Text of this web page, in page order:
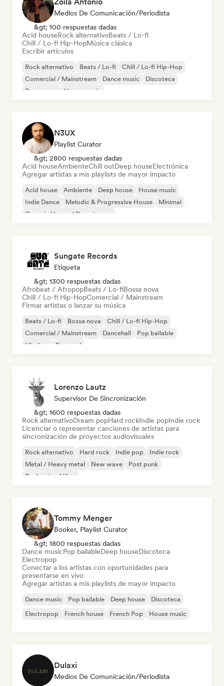
Medios De Comunicación/Periodista
&gt; 100 respuestas dadas
Acid houseRock alternativoBeats / Lo-fi
Chill / Lo-fi Hip-HopMúsica clásica
Escribir artículos
Rock alternativo Beats / Lo-fi
Chill / Lo-fi Hip-Hop
Comercial / Mainstream
Dance music
Discoteca
Dream pop
House music
N3UX
Playlist Curator
&gt; 2800 respuestas dadas
Acid houseAmbienteChill outDeep houseElectrónica
Agregar artistas a mis playlists de mayor impacto
Acid house Ambiente Deep house
House music
Indie Dance
Melodic & Progressive House
Minimal
Organic House / Downtempo
Sungate Records
Etiqueta
&gt; 1300 respuestas dadas
Afrobeat / AfropopBeats / Lo-fiBossa nova
Chill / Lo-fi Hip-HopComercial / Mainstream
Firmar artistas o lanzar su música
Beats / Lo-fi Bossa nova
Chill / Lo-fi Hip-Hop
Comercial / Mainstream
Dancehall
Pop bailable
Hip-hop
Pop soul
Lorenzo Lautz
Supervisor De Sincronización
&gt; 1600 respuestas dadas
Rock alternativoDream popHard rockIndie popIndie rock
Licenciar o representar canciones de artistas para
sincronización de proyectos audiovisuales
Rock alternativo Hard rock Indie pop
Indie rock
Metal / Heavy metal
New wave
Post punk
Rock psicodélico
Tommy Menger
Booker, Playlist Curator
&gt; 1800 respuestas dadas
Dance musicPop bailableDeep houseDiscoteca
Electropop
Conectar a los artistas con oportunidades para
presentarse en vivo
Agregar artistas a mis playlists de mayor impacto
Dance music Pop bailable Deep house
Discoteca
Electropop
French house French Pop House music
Dulaxi
Medios De Comunicación/Periodista